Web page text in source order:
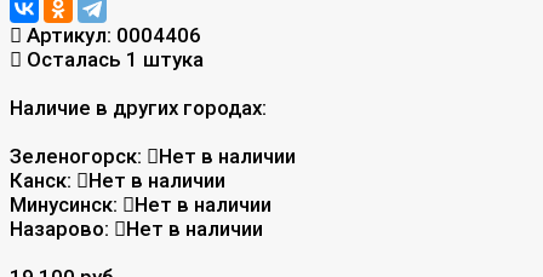
Артикул: 0004406
Осталась 1 штука
Наличие в других городах:
Зеленогорск:
Нет в наличии
Канск:
Нет в наличии
Минусинск:
Нет в наличии
Назарово:
Нет в наличии